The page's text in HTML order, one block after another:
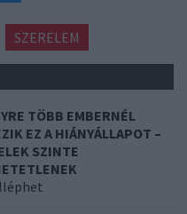
SZERELEM
TÖBB EMBERNÉL
EZ A HIÁNYÁLLAPOT –
SZINTE